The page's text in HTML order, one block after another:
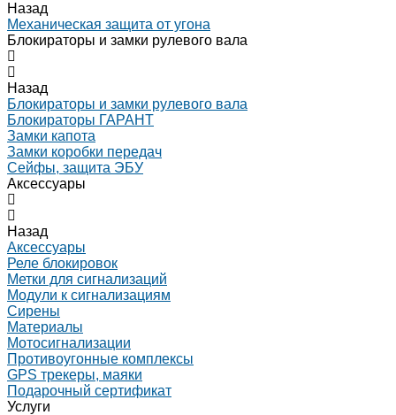
Назад
Механическая защита от угона
Блокираторы и замки рулевого вала
Назад
Блокираторы и замки рулевого вала
Блокираторы ГАРАНТ
Замки капота
Замки коробки передач
Сейфы, защита ЭБУ
Аксессуары
Назад
Аксессуары
Реле блокировок
Метки для сигнализаций
Модули к сигнализациям
Сирены
Материалы
Мотосигнализации
Противоугонные комплексы
GPS трекеры, маяки
Подарочный сертификат
Услуги